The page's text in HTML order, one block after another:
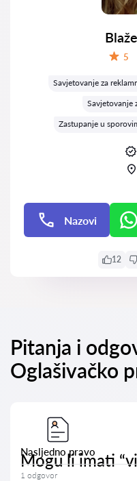
5
Savjetovanje za
Savjetovanje
Zastupanje u
Nazovi
12
Pitanja i
Oglašivačko
Nasljedno pravo
Mogu li imati
1 odgovor